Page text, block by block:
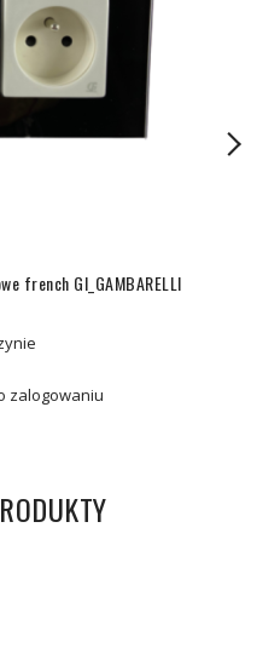
french GI_GAMBARELLI
zalogowaniu